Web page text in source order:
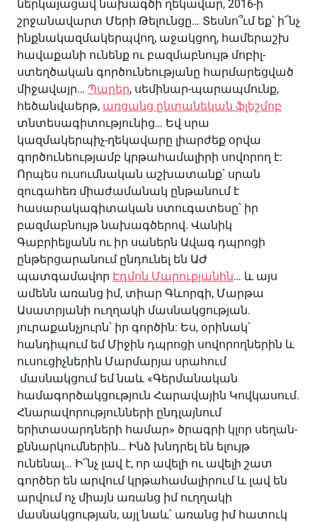
ներկայացավ նախագծի ղեկավար, 2016-ի
շրջանավարտ Մերի Թելունցը… Տեսնո՞ւմ եք՝ ի՜նչ
ինքնակազմակերպվող, աջակցող, համերաշխ
հավաքանի ունենք ու բազմաբնույթ մոբիլ-
ստեղծական գործունեությանը հարմարեցված
միջավայր… Պարեր, սեմինար-պարապմունք,
հեծանվաերթ, առցանց ընտանեկան ֆլեշմոբ
տնտեսագիտությունից… Եվ սրա
կազմակերպիչ-ղեկավարը լիարժեք օրվա
գործունեությամբ կրթահամալիրի սովորող է:
Որպես ուսումնական աշխատանք՝ սրան
զուգահեռ միաժամանակ ընթանում է
հասարակագիտական ստուգատեսը՝ իր
բազմաբնույթ նախագծերով. Վանիկ
Գաբրիելյանն ու իր սաներն Ավագ դպրոցի
ընթերցարանում ընդունել են ԱԺ
պատգամավոր Էդմոն Մարուքյանին… և այս
ամենն առանց իմ, տիար Գևորգի, Մարթա
Ասատրյանի ուղղակի մասնակցության.
յուրաքանչյուրն՝ իր գործին: Ես, օրինակ՝
հանդիպում եմ Միջին դպրոցի սովորողներին և
ուսուցիչներին Մարմարյա սրահում
մասնակցում եմ նաև «Գերմանական
համագործակցություն Հարավային Կովկասում.
Հնարավորությունների ընդլայնում
երիտասարդների համար» ծրագրի կլոր սեղան-
քննարկումներին… Ինձ խնդրել են ելույթ
ունենալ… Ի՜նչ լավ է, որ ավելի ու ավելի շատ
գործեր են արվում կրթահամալիրում և լավ են
արվում ոչ միայն առանց իմ ուղղակի
մասնակցության, այլ նաև՝ առանց իմ հատուկ